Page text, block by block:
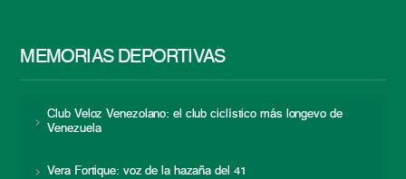
MEMORIAS DEPORTIVAS
Club Veloz Venezolano: el club ciclístico más longevo de
Venezuela
Vera Fortique: voz de la hazaña del 41